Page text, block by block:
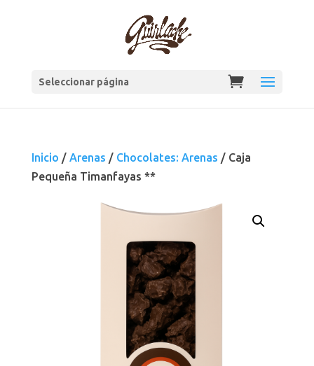
Seleccionar página
Inicio / Arenas / Chocolates: Arenas / Caja
Pequeña Timanfayas **